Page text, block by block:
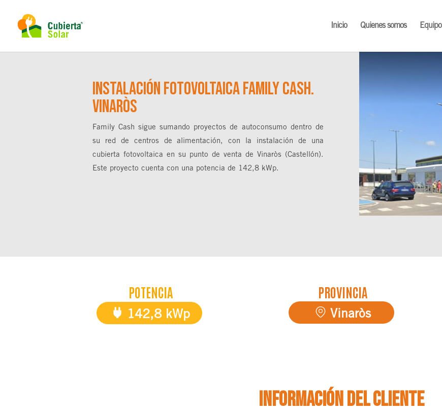
Inicio Quienes somos Equipo
Instalación fotovoltaica Family Cash.
Vinaròs
Family Cash sigue sumando proyectos de autoconsumo dentro de
su red de centros de alimentación, con la instalación de una
cubierta fotovoltaica en su punto de venta de Vinaròs (Castellón).
Este proyecto cuenta con una potencia de 142,8 kWp.
POTENCIA
142,8 kWp
PROVINCIA
Vinaròs
Información del cliente